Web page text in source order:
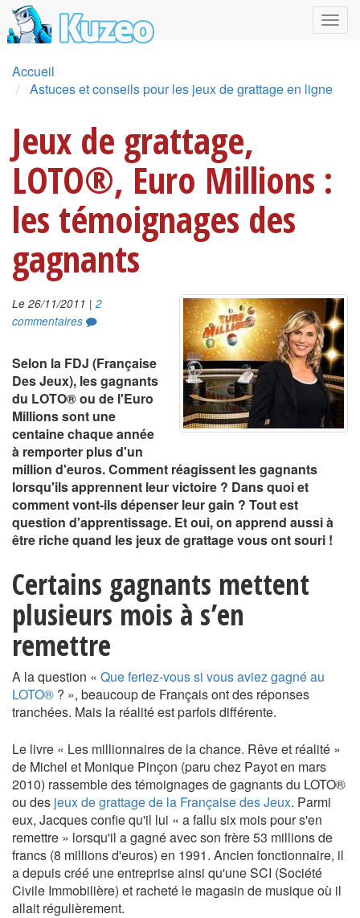
Accueil
Astuces et conseils pour les jeux de grattage en ligne
Jeux de grattage,
LOTO®, Euro Millions :
les témoignages des
gagnants
Le 26/11/2011 | 2
commentaires
Selon la FDJ (Française
Des Jeux), les gagnants
du LOTO® ou de l'Euro
Millions sont une
centaine chaque année
à remporter plus d'un
million d'euros. Comment réagissent les gagnants
lorsqu'ils apprennent leur victoire ? Dans quoi et
comment vont-ils dépenser leur gain ? Tout est
question d'apprentissage. Et oui, on apprend aussi à
être riche quand les jeux de grattage vous ont souri !
Certains gagnants mettent
plusieurs mois à s’en
remettre
A la question « Que feriez-vous si vous aviez gagné au
LOTO® ? », beaucoup de Français ont des réponses
tranchées. Mais la réalité est parfois différente.
Le livre « Les millionnaires de la chance. Rêve et réalité »
de Michel et Monique Pinçon (paru chez Payot en mars
2010) rassemble des témoignages de gagnants du LOTO®
ou des jeux de grattage de la Française des Jeux. Parmi
eux, Jacques confie qu'il lui « a fallu six mois pour s'en
remettre » lorsqu'il a gagné avec son frère 53 millions de
francs (8 millions d'euros) en 1991. Ancien fonctionnaire, il
a depuis créé une entreprise ainsi qu'une SCI (Société
Civile Immobilière) et racheté le magasin de musique où il
allait régulièrement.